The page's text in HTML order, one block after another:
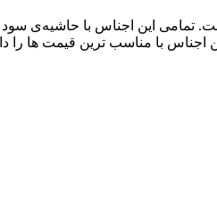
تمامی این اجناس با حاشیه‌ی
با مناسب ترین قیمت ها را